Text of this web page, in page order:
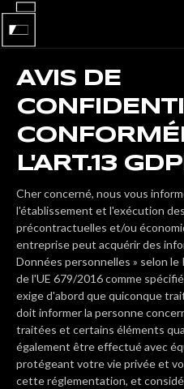
AVIS DE
L'ART.13
Cher concerné, nous vous
l'établissement et l'exécution
précontractuelles et/ou
entreprise peut acquérir des
Données personnelles » selon
de l'UE 679/2016 comme
exige d'abord que quiconque
doit informer la personne
traitées et certains éléments
également être effectué avec
protégeant votre vie privée et
cette réglementation, et